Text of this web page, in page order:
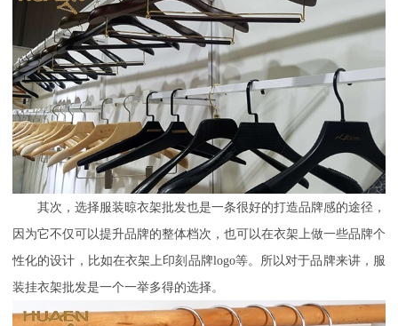
其次，选择服装晾衣架批发也是一条很好的打造品牌感的途径，
因为它不仅可以提升品牌的整体档次，也可以在衣架上做一些品牌个
性化的设计，比如在衣架上印刻品牌logo等。所以对于品牌来讲，服
装挂衣架批发是一个一举多得的选择。